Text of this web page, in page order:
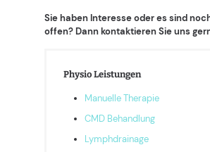
Sie haben Interesse oder es sind
offen? Dann kontaktieren Sie uns
Physio Leistungen
Manuelle Therapie
CMD Behandlung
Lymphdrainage